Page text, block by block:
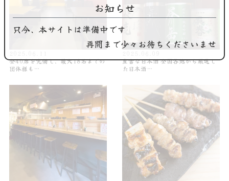
全40席を完備し、最大18名までの
団体様も…
豊富な日本酒 全国各地から厳選し
た日本酒…
お知らせ
只今、本サイトは準備中です
再開まで少々お待ちくださいませ